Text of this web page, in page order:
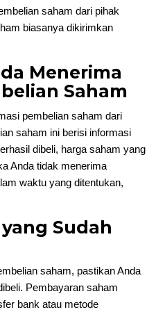
saham dari pihak
biasanya dikirimkan
Menerima
Saham
pembelian saham dari
saham ini berisi informasi
dibeli, harga saham yang
Anda tidak menerima
waktu yang ditentukan,
Sudah
saham, pastikan Anda
Pembayaran saham
bank atau metode